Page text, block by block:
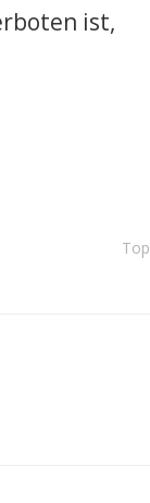
ist,
Top